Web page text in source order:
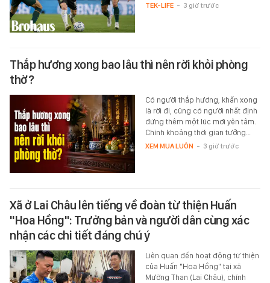
TEK-LIFE - 3 giờ trước
Thắp hương xong bao lâu thì nên rời khỏi phòng
thờ?
Có người thắp hương, khấn xong
là rời đi, cũng có người nhất định
đứng thêm một lúc mới yên tâm.
Chính khoảng thời gian tưởng…
XEM MUA LUÔN - 3 giờ trước
Xã ở Lai Châu lên tiếng về đoàn từ thiện Huấn
"Hoa Hồng": Trưởng bản và người dân cùng xác
nhận các chi tiết đáng chú ý
Liên quan đến hoạt động từ thiện
của Huấn "Hoa Hồng" tại xã
Mường Than (Lai Châu), chính